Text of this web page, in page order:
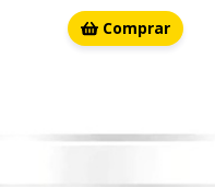
Comprar